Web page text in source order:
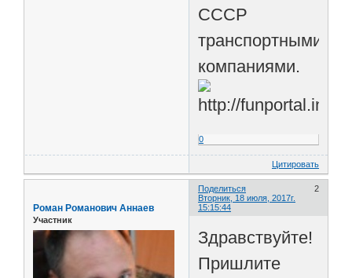
СССР
транспортными
компаниями.
0
Цитировать
Поделиться
2
Вторник, 18 июля, 2017г.
15:15:44
Роман Романович Аннаев
Участник
Здравствуйте!
Пришлите